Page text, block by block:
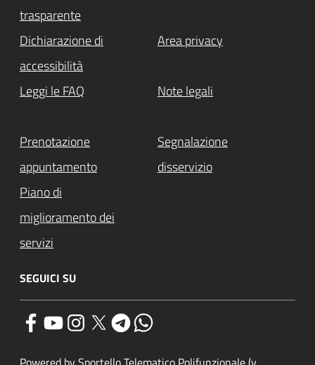
trasparente
Dichiarazione di
accessibilità
Area privacy
Leggi le FAQ Note legali
Prenotazione
appuntamento
Segnalazione
disservizio
Piano di
miglioramento dei
servizi
SEGUICI SU